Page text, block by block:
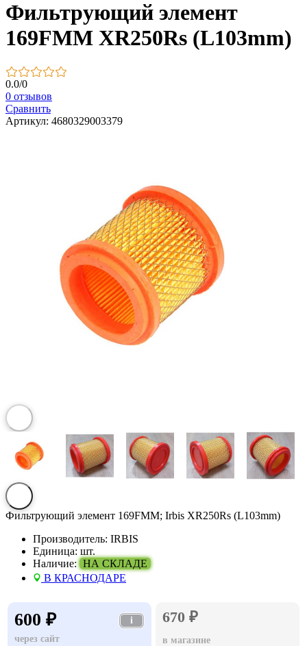
Фильтрующий элемент
169FMM XR250Rs (L103mm)
0.0/0
0 отзывов
Сравнить
Артикул: 4680329003379
Фильтрующий элемент 169FMM; Irbis XR250Rs (L103mm)
Производитель: IRBIS
Единица: шт.
Наличие: НА СКЛАДЕ
В КРАСНОДАРЕ
600 ₽
i
через сайт
670 ₽
в магазине